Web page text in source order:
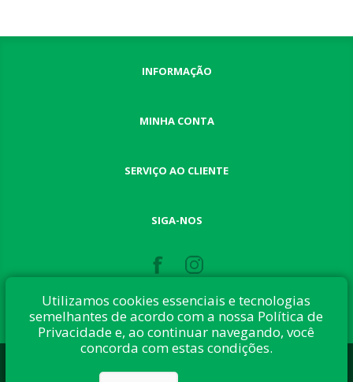
INFORMAÇÃO
MINHA CONTA
SERVIÇO AO CLIENTE
SIGA-NOS
Desenvolvido com:nopCommerce
Direitos autorais © 2026 Button Shop. Todos direitos reservados.
Utilizamos cookies essenciais e tecnologias
semelhantes de acordo com a nossa Política de
Privacidade e, ao continuar navegando, você
concorda com estas condições.